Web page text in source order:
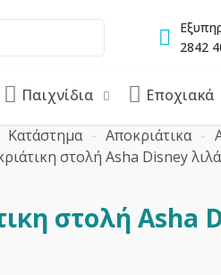
2842
Παιχνίδια Εποχιακά
Κατάστημα - Αποκριάτικα -
στολή Asha Disney
στολή Asha